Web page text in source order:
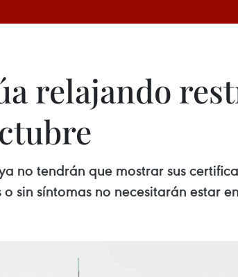
relajando
no tendrán que mostrar sus
sin síntomas no necesitarán estar